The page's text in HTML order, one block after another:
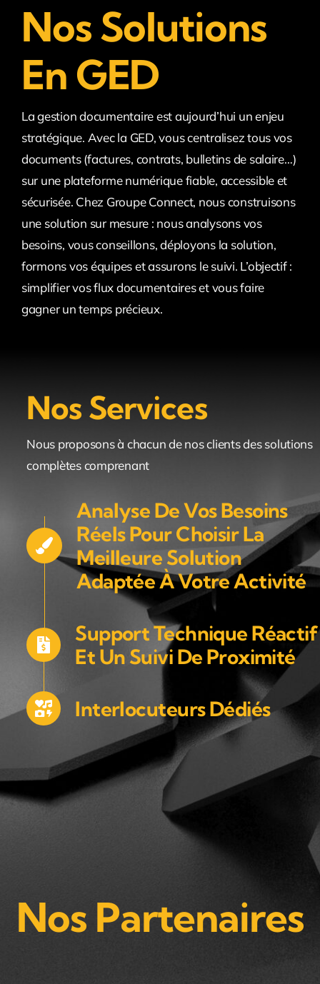
Nos Solutions
En GED
La gestion documentaire est aujourd’hui un enjeu
stratégique. Avec la GED, vous centralisez tous vos
documents (factures, contrats, bulletins de salaire…)
sur une plateforme numérique fiable, accessible et
sécurisée. Chez Groupe Connect, nous construisons
une solution sur mesure : nous analysons vos
besoins, vous conseillons, déployons la solution,
formons vos équipes et assurons le suivi. L’objectif :
simplifier vos flux documentaires et vous faire
gagner un temps précieux.
Nos Services
Nous proposons à chacun de nos clients des solutions
complètes comprenant
Analyse De Vos Besoins
Réels Pour Choisir La
Meilleure Solution
Adaptée À Votre Activité
Support Technique Réactif
Et Un Suivi De Proximité
Interlocuteurs Dédiés
Nos Partenaires